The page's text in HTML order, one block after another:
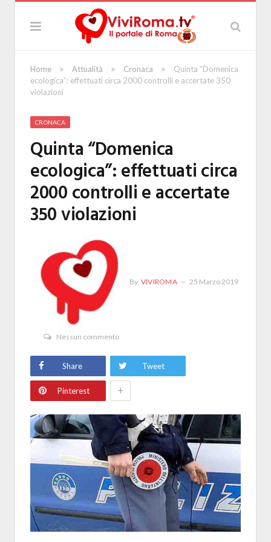
Home » Attualità » Cronaca »
Quinta “Domenica
ecologica”: effettuati circa 2000 controlli e accertate 350
violazioni
CRONACA
Quinta “Domenica
ecologica”: effettuati circa
2000 controlli e accertate
350 violazioni
By VIVIROMA 25 Marzo 2019
Nessun commento
Share Tweet
Pinterest +